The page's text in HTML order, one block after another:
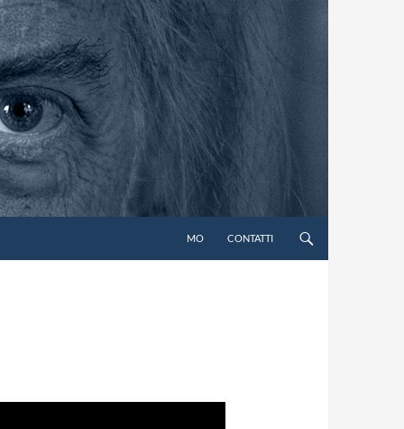
MO CONTATTI